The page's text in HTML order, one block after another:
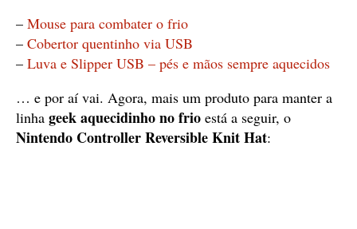
– Mouse para combater o frio
– Cobertor quentinho via USB
– Luva e Slipper USB – pés e mãos sempre aquecidos
… e por aí vai. Agora, mais um produto para manter a
linha geek aquecidinho no frio está a seguir, o
Nintendo Controller Reversible Knit Hat: